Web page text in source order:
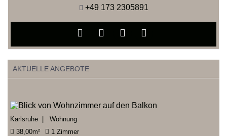
+49 173 2305891
AKTUELLE ANGEBOTE
Karlsruhe | Wohnung
38,00m²
1 Zimmer